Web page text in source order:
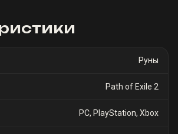
Руны
Path of Exile 2
PC, PlayStation, Xbox